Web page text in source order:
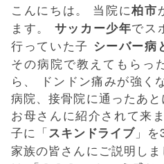
こんにちは。 当院に柏市
ます。 サッカー少年でス
行っていた子 シーバー病
その病院で教えてもらっ
ら、 ドンドン痛みが強く
病院、接骨院に通ったあ
お母さんに紹介されて来
子に「スキンドライブ 」
家族の皆さんにご説明し